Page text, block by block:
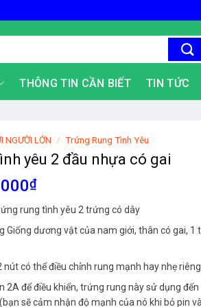
THÔNG TIN CẦN BIẾT TIN TỨC
NGƯỜI LỚN / Trứng Rung Tình Yêu
yêu 2 đầu nhựa có gai
₫Giá
hiện
tại
là:
rung tình yêu 2 trứng có dây
Giống dương vật của nam giới, thân có gai, 1
nút có thể điều chỉnh rung mạnh hay nhẹ riêng
2A để điều khiển, trứng rung này sử dụng đến
sẽ cảm nhận độ mạnh của nó khi bỏ pin